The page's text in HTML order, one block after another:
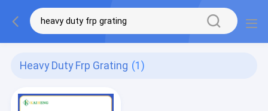
Heavy Duty Frp Grating (1)